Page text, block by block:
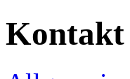
Kontakt